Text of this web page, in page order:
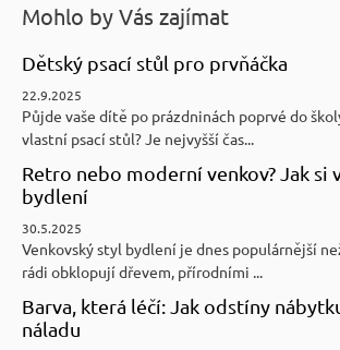
Mohlo by Vás zajímat
Dětský psací stůl pro prvňáčka
22.9.2025
Půjde vaše dítě po prázdninách poprvé do
vlastní psací stůl? Je nejvyšší čas...
Retro nebo moderní venkov? Jak si
bydlení
30.5.2025
Venkovský styl bydlení je dnes populárnější
rádi obklopují dřevem, přírodními ...
Barva, která léčí: Jak odstíny
náladu